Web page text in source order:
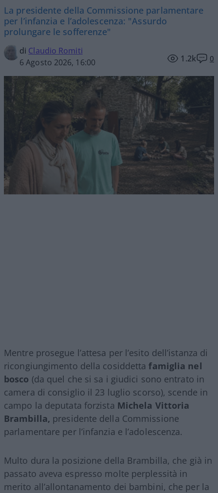
La presidente della Commissione parlamentare
per l’infanzia e l’adolescenza: "Assurdo
prolungare le sofferenze"
di Claudio Romiti
6 Agosto 2026, 16:00
1.2k 0
Mentre prosegue l’attesa per l’esito dell’istanza di
ricongiungimento della cosiddettafamiglia nel
bosco (da quel che si sa i giudici sono entrato in
camera di consiglio il 23 luglio scorso), scende in
campo la deputata forzista Michela Vittoria
Brambilla, presidente della Commissione
parlamentare per l’infanzia e l’adolescenza.
Multo dura la posizione della Brambilla, che già in
passato aveva espresso molte perplessità in
merito all’allontanamento dei bambini, che per la